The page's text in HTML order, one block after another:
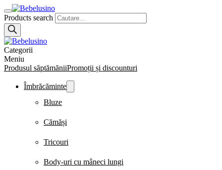
Products search
Categorii
Meniu
Produsul săptămăniiPromoții și discounturi
Îmbrăcăminte
Bluze
Cămăși
Tricouri
Body-uri cu mâneci lungi